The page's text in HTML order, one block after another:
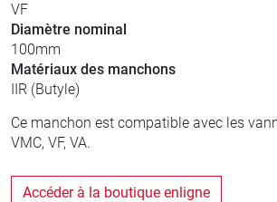
VF
Diamètre nominal
100mm
Matériaux des manchons
IIR (Butyle)
Ce manchon est compatible avec les
VMC, VF, VA.
Accéder à la boutique enligne